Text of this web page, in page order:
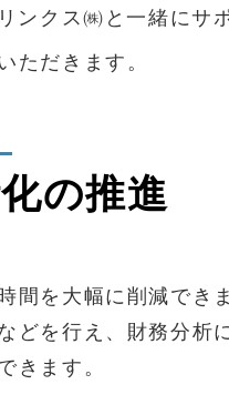
ンクス㈱と一緒にサ
だきます。
の推進
間を大幅に削減でき
どを行え、財務分析
ます。